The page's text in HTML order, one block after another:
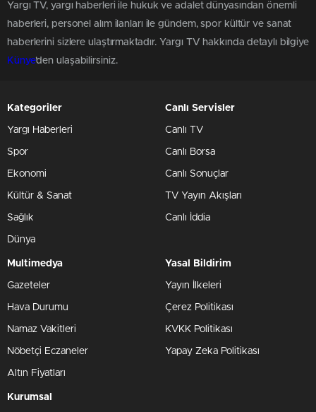
Yargı TV, yargı haberleri ile hukuk ve adalet dünyasından önemli
haberleri, personel alım ilanları ile gündem, spor kültür ve sanat
haberlerini sizlere ulaştırmaktadır. Yargı TV hakkında detaylı bilgiye
Künye'den ulaşabilirsiniz.
Kategoriler
Yargı Haberleri
Spor
Ekonomi
Kültür & Sanat
Sağlık
Dünya
Canlı Servisler
Canlı TV
Canlı Borsa
Canlı Sonuçlar
TV Yayın Akışları
Canlı İddia
Multimedya
Gazeteler
Hava Durumu
Namaz Vakitleri
Nöbetçi Eczaneler
Altın Fiyatları
Yasal Bildirim
Yayın İlkeleri
Çerez Politikası
KVKK Politikası
Yapay Zeka Politikası
Kurumsal